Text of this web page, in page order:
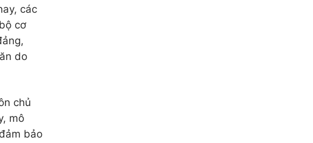
các
cơ
do
chủ
mô
bảo